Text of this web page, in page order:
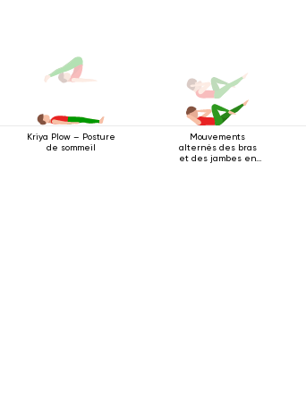
Kriya Plow – Posture
de sommeil
Mouvements
alternés des bras
et des jambes en